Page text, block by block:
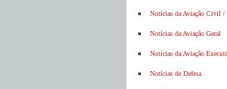
Notícias da Aviação Civil /
Notícias da Aviação Geral
Notícias da Aviação
Notícias de Defesa